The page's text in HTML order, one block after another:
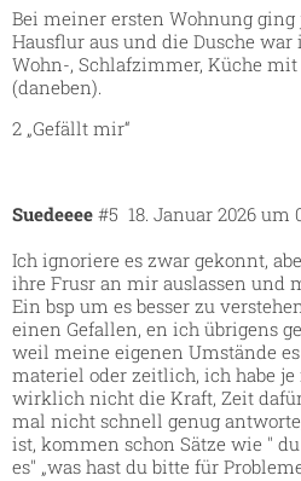
Bei meiner ersten Wohnung
Hausflur aus und die Dusche
Wohn-, Schlafzimmer, Küche
(daneben).
2 „Gefällt mir“
Suedeeee 18. Januar 2026 um
#5
Ich ignoriere es zwar gekonnt,
ihre Frusr an mir auslassen und
Ein bsp um es besser zu
einen Gefallen, en ich übrigens
weil meine eigenen Umstände
materiel oder zeitlich, ich habe
wirklich nicht die Kraft, Zeit
mal nicht schnell genug
ist, kommen schon Sätze wie "
es" „was hast du bitte für